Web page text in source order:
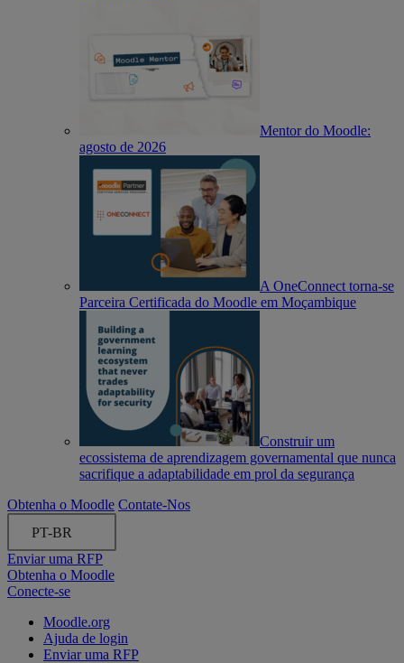
Mentor do Moodle:
agosto de 2026
A OneConnect torna-se
Parceira Certificada do Moodle em Moçambique
Construir um
ecossistema de aprendizagem governamental que nunca
sacrifique a adaptabilidade em prol da segurança
Obtenha o Moodle Contate-Nos
PT-BR
Enviar uma RFP
Obtenha o Moodle
Conecte-se
Moodle.org
Ajuda de login
Enviar uma RFP